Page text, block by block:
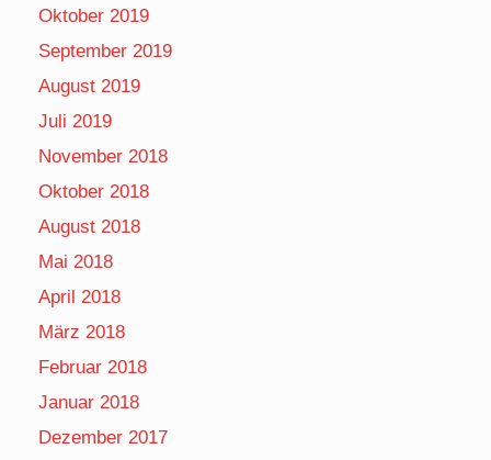
Oktober 2019
September 2019
August 2019
Juli 2019
November 2018
Oktober 2018
August 2018
Mai 2018
April 2018
März 2018
Februar 2018
Januar 2018
Dezember 2017